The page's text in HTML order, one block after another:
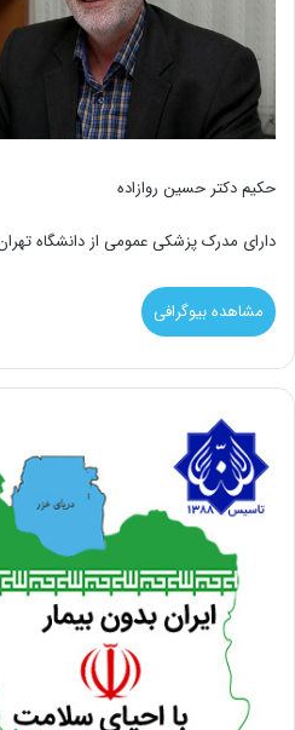
حکیم دکتر حسین روازاده
دارای مدرک پزشکی عمومی از دانشگاه تهران
مشاهده بیوگرافی